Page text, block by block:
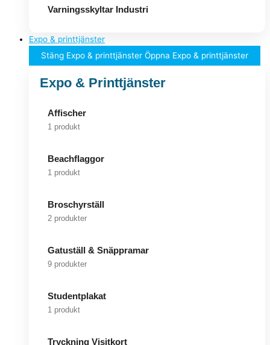
Varningsskyltar Industri
Expo & printtjänster
Stäng Expo & printtjänster Öppna Expo & printtjänster
Expo & Printtjänster
Affischer
1 produkt
Beachflaggor
1 produkt
Broschyrställ
2 produkter
Gatuställ & Snäppramar
9 produkter
Studentplakat
1 produkt
Tryckning Visitkort